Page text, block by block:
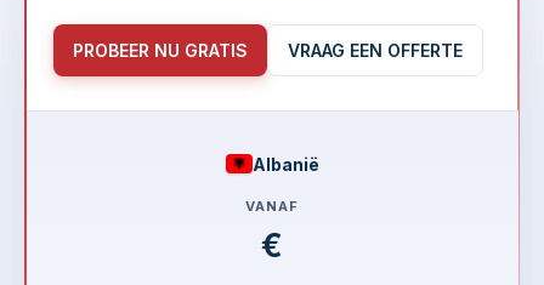
PROBEER NU GRATIS VRAAG EEN OFFERTE
Albanië
VANAF
€